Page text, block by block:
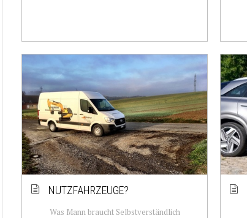
NUTZFAHRZEUGE?
Was Mann braucht Selbstverständlich